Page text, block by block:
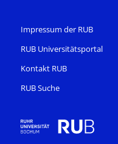
Impressum der RUB
RUB Universitätsportal
Kontakt RUB
RUB Suche